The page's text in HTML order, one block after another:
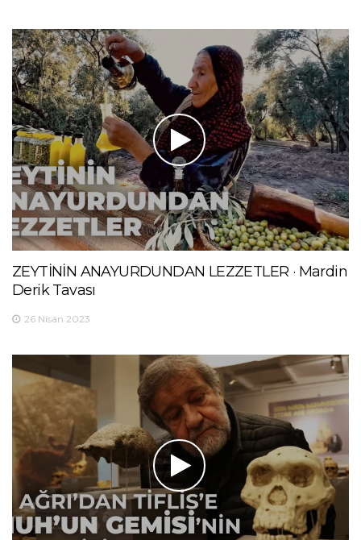
ZEYTİNİN ANAYURDUNDAN LEZZETLER · Mardin
Derik Tavası
26 Nisan 2023